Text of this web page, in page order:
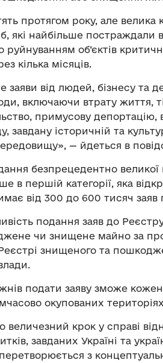
протягом року, але велика
які найбільше постраждали
об’єктів
кілька місяців.
від людей, бізнесу та
включаючи втрату життя,
примусову депортацію,
завдану історичній та
— йдеться в
безпрецедентно великої
в першій категорії, яка
від 300 до 600 тисяч заяв
подання заяв до
чи знищене майно за
знищеного та
подати заяву зможе
окупованих
величезний крок у справі
завданих Україні та
з